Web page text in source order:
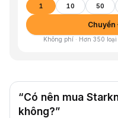
1 10 50
Chuyển
Không phí · Hơn 350
“Có nên mua
không?”